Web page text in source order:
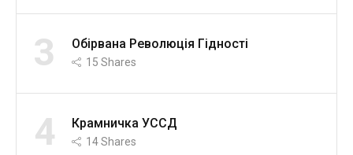
3 Обірвана Революція Гідності
15 Shares
4 Крамничка УССД
14Shares